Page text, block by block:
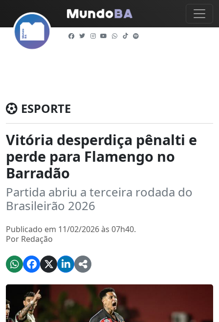
ESPORTE
Vitória desperdiça pênalti e
perde para Flamengo no
Barradão
Partida abriu a terceira rodada do
Brasileirão 2026
Publicado em 11/02/2026 às 07h40.
Por Redação